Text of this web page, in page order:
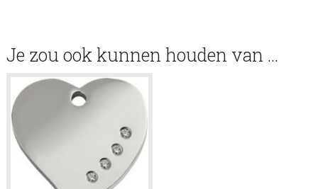
Je zou ook kunnen houden van …